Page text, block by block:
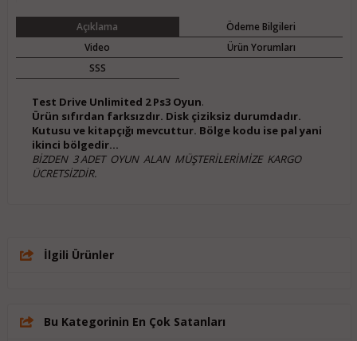
Açıklama
Ödeme Bilgileri
Video
Ürün Yorumları
SSS
Test Drive Unlimited 2 Ps3 Oyun.
Ürün sıfırdan farksızdır. Disk çiziksiz durumdadır.
Kutusu ve kitapçığı mevcuttur. Bölge kodu ise pal yani
ikinci bölgedir...
BİZDEN 3 ADET OYUN ALAN MÜŞTERİLERİMİZE KARGO
ÜCRETSİZDİR.
İlgili Ürünler
Bu Kategorinin En Çok Satanları